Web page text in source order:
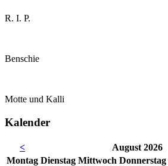
R. I. P.
Benschie
Motte und Kalli
Kalender
< August 2026
Montag Dienstag Mittwoch Donnerstag